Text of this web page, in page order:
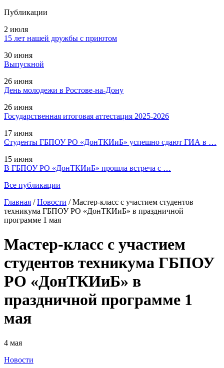
Публикации
2 июля
15 лет нашей дружбы с приютом
30 июня
Выпускной
26 июня
День молодежи в Ростове-на-Дону
26 июня
Государственная итоговая аттестация 2025-2026
17 июня
Студенты ГБПОУ РО «ДонТКИиБ» успешно сдают ГИА в …
15 июня
В ГБПОУ РО «ДонТКИиБ» прошла встреча с …
Все публикации
Главная /Новости /Мастер-класс с участием студентов
техникума ГБПОУ РО «ДонТКИиБ» в праздничной
программе 1 мая
Мастер-класс с участием
студентов техникума ГБПОУ
РО «ДонТКИиБ» в
праздничной программе 1
мая
4 мая
Новости